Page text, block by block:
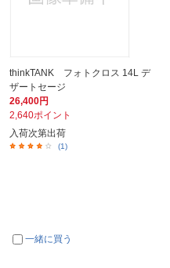
thinkTANK フォトクロス 14L デ
ザートセージ
26,400円
2,640ポイント
入荷次第出荷
(1)
一緒に買う